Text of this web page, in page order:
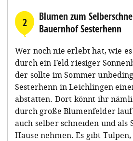
2
Blumen zum
Bauernhof Sesterhenn
Wer noch nie erlebt hat, wie
durch ein Feld riesiger
der sollte im Sommer
Sesterhenn in Leichlingen
abstatten. Dort könnt ihr
durch große Blumenfelder
auch selber schneiden und als
Hause nehmen. Es gibt